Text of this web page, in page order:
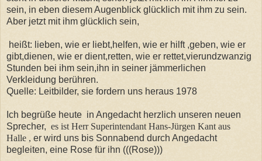
sein, in eben diesem Augenblick glücklich mit ihm zu sein.
Aber jetzt mit ihm glücklich sein,
heißt: lieben, wie er liebt,helfen, wie er hilft ,geben, wie er
gibt,dienen, wie er dient,retten, wie er rettet,vierundzwanzig
Stunden bei ihm sein,ihn in seiner jämmerlichen
Verkleidung berühren.
Quelle: Leitbilder, sie fordern uns heraus 1978
Ich begrüße heute in Angedacht herzlich unseren neuen
Sprecher, es ist Herr Superintendant Hans-Jürgen Kant aus
Halle , er wird uns bis Sonnabend durch Angedacht
begleiten, eine Rose für ihn (((Rose)))